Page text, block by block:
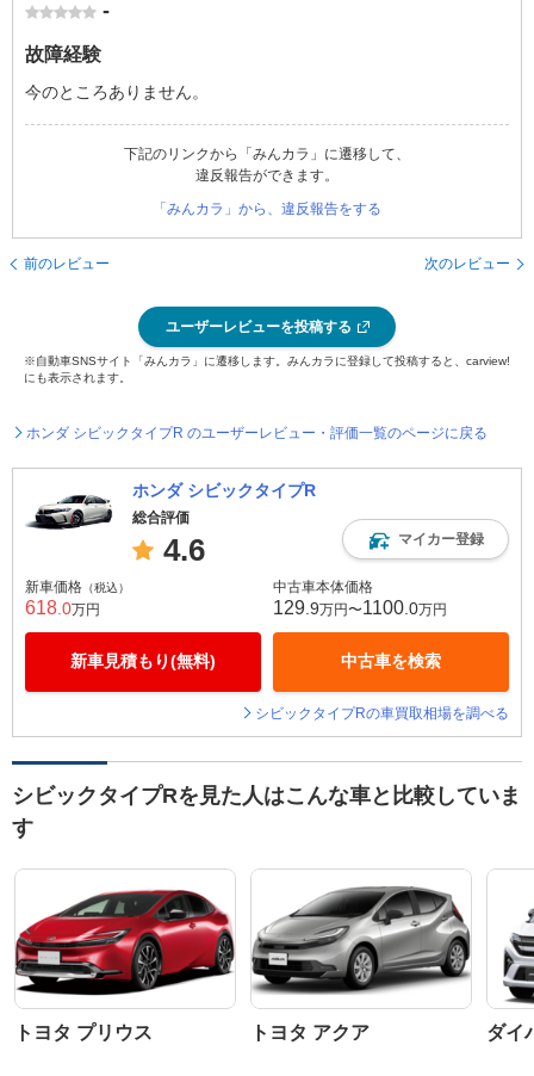
-
故障経験
今のところありません。
下記のリンクから「みんカラ」に遷移して、
違反報告ができます。
「みんカラ」から、違反報告をする
前のレビュー 次のレビュー
ユーザーレビューを投稿する
※自動車SNSサイト「みんカラ」に遷移します。みんカラに登録して投稿すると、carview!
にも表示されます。
ホンダ シビックタイプR のユーザーレビュー・評価一覧のページに戻る
ホンダ シビックタイプR
総合評価
4.6 マイカー登録
新車価格 （税込）
618 .0万円
新車見積もり(無料)
中古車本体価格
129 .9万円〜1100 .0万円
中古車を検索
シビックタイプRの車買取相場を調べる
シビックタイプRを見た人はこんな車と比較していま
す
トヨタ プリウス トヨタ アクア ダイ